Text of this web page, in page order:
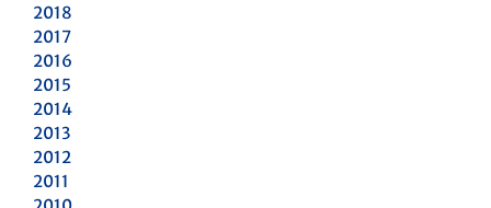
2018
2017
2016
2015
2014
2013
2012
2011